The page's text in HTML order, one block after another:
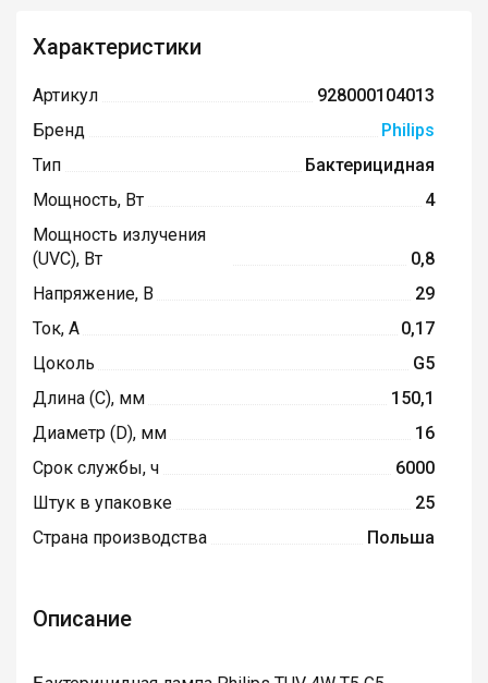
Характеристики
Артикул
928000104013
Бренд
Philips
Тип
Бактерицидная
Мощность, Вт
4
Мощность излучения
(UVC), Вт
0,8
Напряжение, В
29
Ток, А
0,17
Цоколь
G5
Длина (C), мм
150,1
Диаметр (D), мм
16
Срок службы, ч
6000
Штук в упаковке
25
Страна производства
Польша
Описание